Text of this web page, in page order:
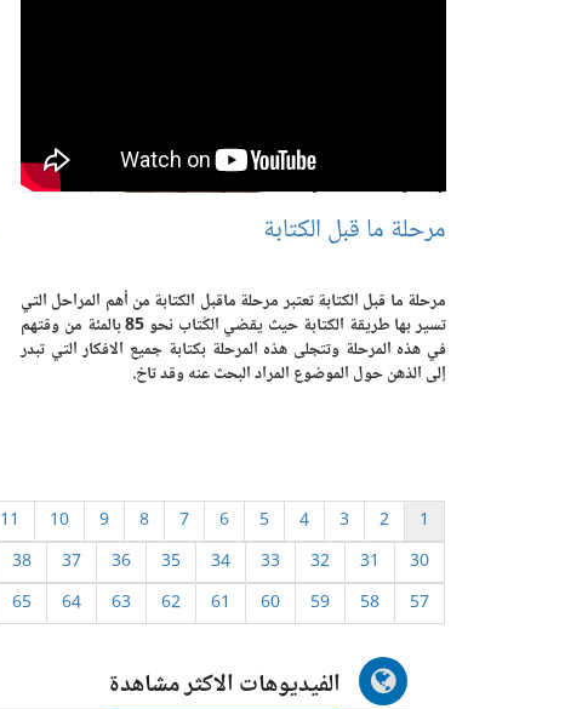
مرحلة ما قبل الكتابة
مرحلة ما قبل الكتابة تعتبر مرحلة ماقبل الكتابة من أهم المراحل التي
تسير بها طريقة الكتابة حيث يقضي الكُتاب نحو 85 بالمئة من وقتهم
في هذه المرحلة وتتجلى هذه المرحلة بكتابة جميع الافكار التي تبدر
إلى الذهن حول الموضوع المراد البحث عنه وقد تاخ.
1
2
3
4
5
6
7
8
9
10
11
30
31
32
33
34
35
36
37
38
57
58
59
60
61
62
63
64
65
الفيديوهات الاكثر مشاهدة